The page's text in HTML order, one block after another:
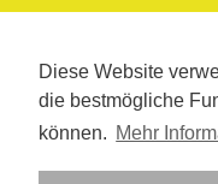
Diese Website
die bestmögliche
können. Mehr